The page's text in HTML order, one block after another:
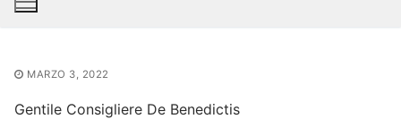
MARZO 3, 2022
Gentile Consigliere De Benedictis